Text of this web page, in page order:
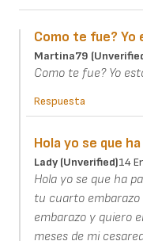
Como te fue? Yo
Martina79
Como te fue? Yo
Respuesta
Hola yo se que
Lady (unverified)14
Hola yo se que ha
tu cuarto embarazo
embarazo y quiero
meses de mi